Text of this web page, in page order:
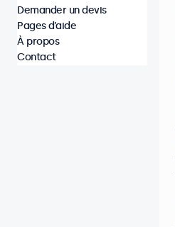
Demander un devis
Pages d’aide
À propos
Contact